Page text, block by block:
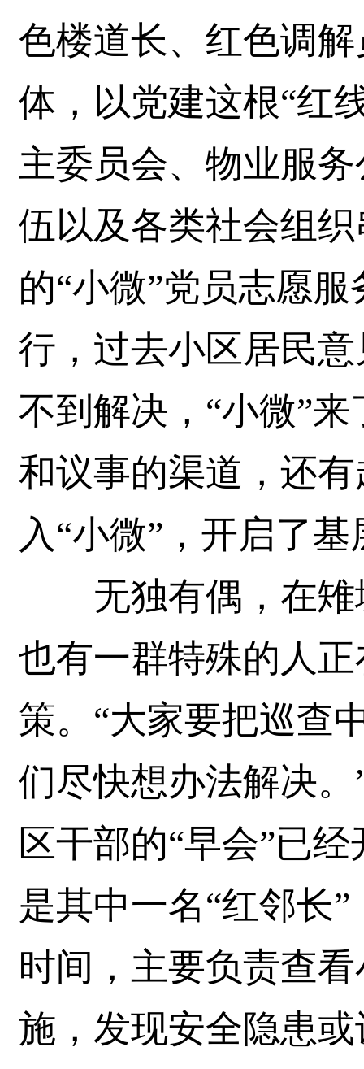
色楼道长、红色调
体，以党建这根“红
主委员会、物业服
伍以及各类社会组
的“小微”党员志愿
行，过去小区居民
不到解决，“小微”
和议事的渠道，还
入“小微”，开启了
无独有偶，在雉
也有一群特殊的人
策。“大家要把巡查
们尽快想办法解决
区干部的“早会”已
是其中一名“红邻长
时间，主要负责查
施，发现安全隐患